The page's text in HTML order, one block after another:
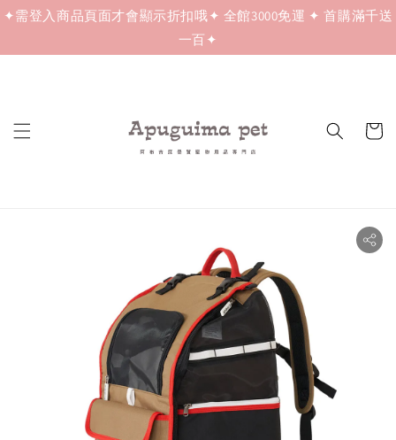
✦需登入商品頁面才會顯示折扣哦✦ 全館3000免運 ✦ 首購滿千送
一百✦